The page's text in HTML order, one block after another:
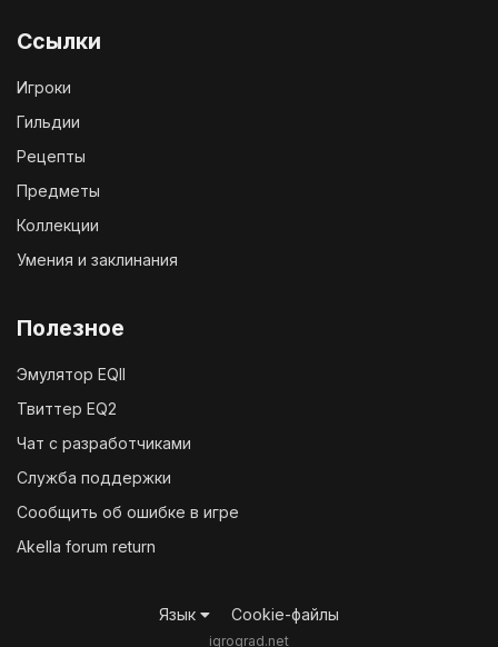
Ссылки
Игроки
Гильдии
Рецепты
Предметы
Коллекции
Умения и заклинания
Полезное
Эмулятор EQII
Твиттер EQ2
Чат с разработчиками
Служба поддержки
Сообщить об ошибке в игре
Akella forum return
Язык Cookie-файлы
igrograd.net